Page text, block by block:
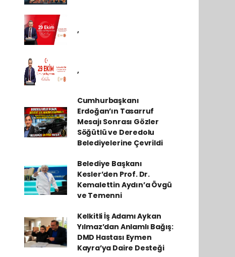
,
,
Cumhurbaşkanı
Erdoğan’ın Tasarruf
Mesajı Sonrası Gözler
Söğütlü ve Deredolu
Belediyelerine Çevrildi
Belediye Başkanı
Kesler’den Prof. Dr.
Kemalettin Aydın’a Övgü
ve Temenni
Kelkitli İş Adamı Aykan
Yılmaz’dan Anlamlı Bağış:
DMD Hastası Eymen
Kayra’ya Daire Desteği